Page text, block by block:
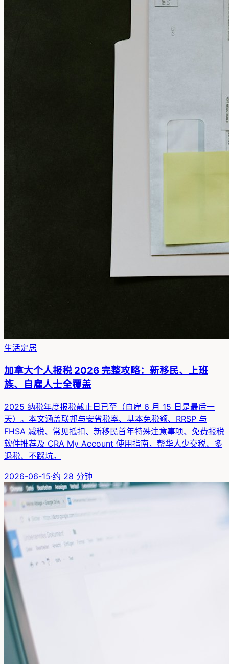
生活定居
加拿大个人报税 2026 完整攻略：新移民、上班
族、自雇人士全覆盖
2025 纳税年度报税截止日已至（自雇 6 月 15 日是最后一
天）。本文涵盖联邦与安省税率、基本免税额、RRSP 与
FHSA 减税、常见抵扣、新移民首年特殊注意事项、免费报税
软件推荐及 CRA My Account 使用指南，帮华人少交税、多
退税、不踩坑。
2026-06-15·约 28 分钟